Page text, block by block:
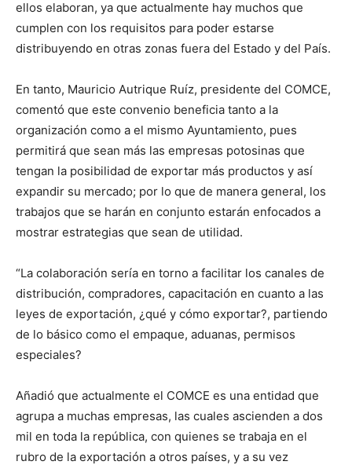
ellos elaboran, ya que actualmente hay muchos que
cumplen con los requisitos para poder estarse
distribuyendo en otras zonas fuera del Estado y del País.
En tanto, Mauricio Autrique Ruíz, presidente del COMCE,
comentó que este convenio beneficia tanto a la
organización como a el mismo Ayuntamiento, pues
permitirá que sean más las empresas potosinas que
tengan la posibilidad de exportar más productos y así
expandir su mercado; por lo que de manera general, los
trabajos que se harán en conjunto estarán enfocados a
mostrar estrategias que sean de utilidad.
“La colaboración sería en torno a facilitar los canales de
distribución, compradores, capacitación en cuanto a las
leyes de exportación, ¿qué y cómo exportar?, partiendo
de lo básico como el empaque, aduanas, permisos
especiales?
Añadió que actualmente el COMCE es una entidad que
agrupa a muchas empresas, las cuales ascienden a dos
mil en toda la república, con quienes se trabaja en el
rubro de la exportación a otros países, y a su vez